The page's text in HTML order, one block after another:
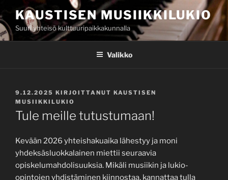
sisältöönKAUSTISEN MUSIIKKILUKIO
Suuri yhteisö kulttuuripaikkakunnalla
Valikko
JULKAISTU
9.12.2025 KIRJOITTANUT KAUSTISEN
MUSIIKKILUKIO
Tule meille tutustumaan!
Kevään 2026 yhteishakuaika lähestyy ja moni
yhdeksäsluokkalainen miettii seuraavia
opiskelumahdolisuuksia. Mikäli musiikin ja lukio-
opintojen yhdistäminen kiinnostaa, kannattaa tulla